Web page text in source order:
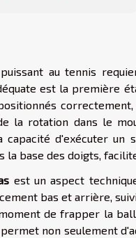
au tennis
est la première
la rotation dans le
capacité d'exécuter un
la base des doigts,
est un aspect
bas et arrière,
de frapper la
non seulement